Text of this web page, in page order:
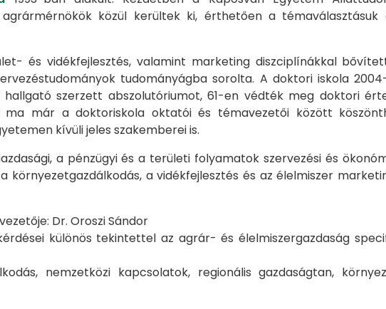
közül kerültek ki, érthetően a témaválasztásuk
és vidékfejlesztés, valamint marketing diszciplínákkal
tudományágba sorolta. A doktori iskola
hallgató szerzett abszolutóriumot, 61-en védték meg doktori
már a doktoriskola oktatói és témavezetői között
kívüli jeles szakemberei is.
a pénzügyi és a területi folyamatok szervezési és
környezetgazdálkodás, a vidékfejlesztés és az élelmiszer
Dr. Oroszi Sándor
különös tekintettel az agrár- és élelmiszergazdaság
nemzetközi kapcsolatok, regionális gazdaságtan,